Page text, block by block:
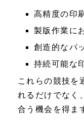
高精度の印
製版作業に
創造的なパ
持続可能な
これらの競技を
れるだけでなく
合う機会を得ま